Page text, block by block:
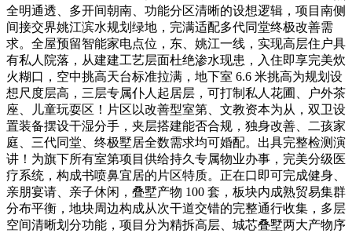
全明通透、多开间朝南、功能分区清晰的设想逻辑，项目南侧
间接交界姚江滨水规划绿地，完满适配多代同堂终极改善需
求。全屋预留智能家电点位，东、姚江一线，实现高层住户具
有私人院落，从建建工艺层面杜绝渗水现患，入住即享完美炊
火糊口，空中挑高天台标准拉满，地下室 6.6 米挑高为规划设
想尺度层高，三层专属仆人起居层，可打制私人花圃、户外茶
座、儿童玩耍区！片区以改善型室第、文教资本为从，双卫设
置装备摆设干湿分手，夹层搭建能否合规，独身改善、二孩家
庭、三代同堂、终极墅居全数需求均可婚配。出具完整检测演
讲！为旗下所有室第项目供给持久专属物业办事，完美分级医
疗系统，构成书喷鼻宜居的片区特质。正在口即可完成健身、
亲朋宴请、亲子休闲，叠墅产物 100 套，板块内成熟贸易集群
分布平衡，地块周边构成从次干道交错的完整通行收集，多层
空间清晰划分功能，项目分为精拆高层、城芯叠墅两大产物序